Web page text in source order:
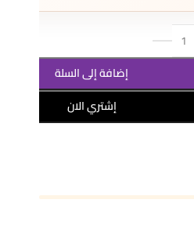
إضافة إلى السلة
إشتري الان